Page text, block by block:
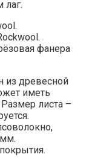
лаг.
фанера
из древесной
иметь
листа –